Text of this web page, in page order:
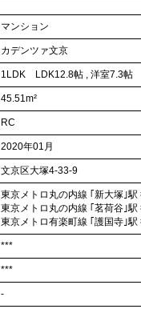
マンション
カデンツァ文京
1LDK LDK12.8帖 , 洋室7.3帖
45.51m²
RC
2020年01月
文京区大塚4-33-9
東京メトロ丸の内線 ｢新大塚｣駅
東京メトロ丸の内線 ｢茗荷谷｣駅
東京メトロ有楽町線 ｢護国寺｣駅
***
***
-